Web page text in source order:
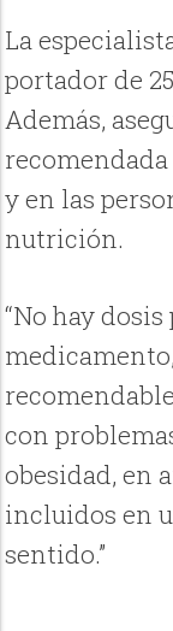
La
portador de
Además,
y en las
nutrición.
“No hay
con
obesidad, en
incluidos en
sentido.”